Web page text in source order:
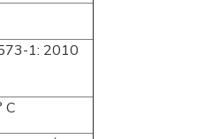
1: 2010